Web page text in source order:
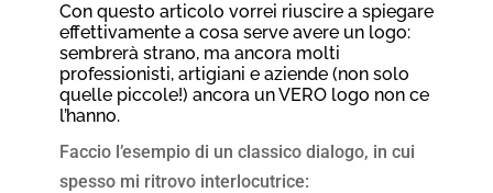
Con questo articolo vorrei riuscire a spiegare
effettivamente a cosa serve avere un logo:
sembrerà strano, ma ancora molti
professionisti, artigiani e aziende (non solo
quelle piccole!) ancora un VERO logo non ce
l’hanno.
Faccio l’esempio di un classico dialogo, in cui
spesso mi ritrovo interlocutrice: